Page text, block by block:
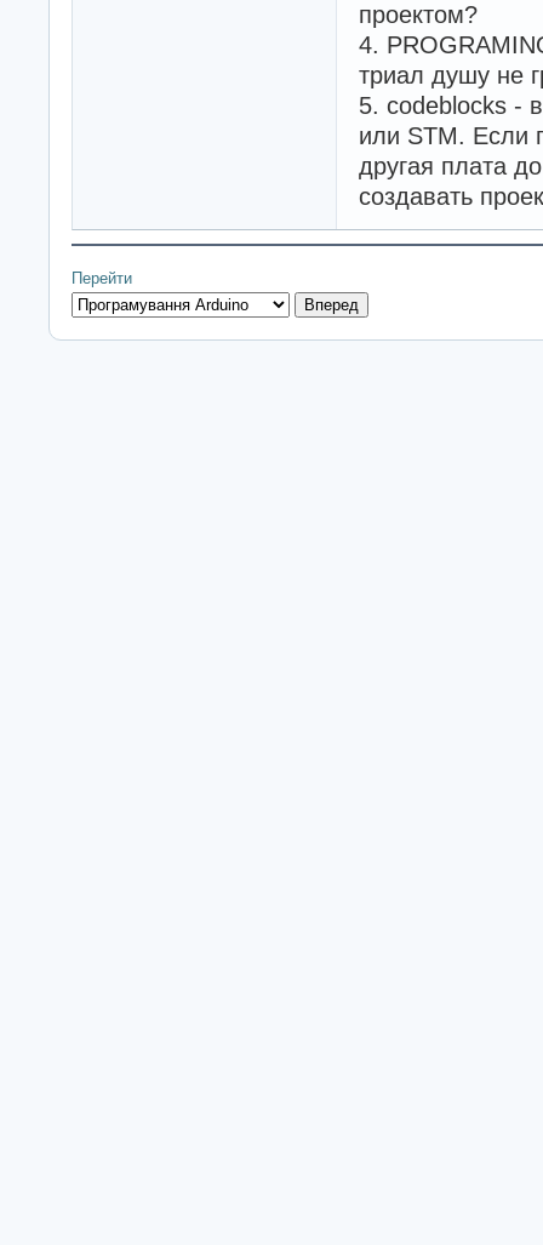
проектом?
4.
триал душу не
5. codeblocks -
или STM. Если
другая плата
создавать
Перейти